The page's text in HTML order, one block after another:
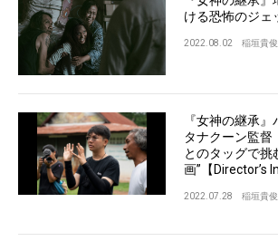
ける恐怖のジェ
2022.08.02 稲垣貴俊
『女神の継承
タナクーン監
とのタッグで挑
画”【Director’s
2022.07.28 稲垣貴俊